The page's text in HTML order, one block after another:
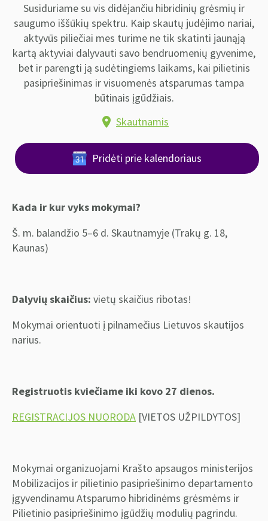
Susiduriame su vis didėjančiu hibridinių grėsmių ir
saugumo iššūkių spektru. Kaip skautų judėjimo nariai,
aktyvūs piliečiai mes turime ne tik skatinti jaunąją
kartą aktyviai dalyvauti savo bendruomenių gyvenime,
bet ir parengti ją sudėtingiems laikams, kai pilietinis
pasipriešinimas ir visuomenės atsparumas tampa
būtinais įgūdžiais.
location_on Skautnamis
Pridėti prie kalendoriaus
Kada ir kur vyks mokymai?
Š. m. balandžio 5–6 d. Skautnamyje (Trakų g. 18,
Kaunas)
Dalyvių skaičius: vietų skaičius ribotas!
Mokymai orientuoti į pilnamečius Lietuvos skautijos
narius.
Registruotis kviečiame iki kovo 27 dienos.
REGISTRACIJOS NUORODA [VIETOS UŽPILDYTOS]
Mokymai organizuojami Krašto apsaugos ministerijos
Mobilizacijos ir pilietinio pasipriešinimo departamento
įgyvendinamu Atsparumo hibridinėms grėsmėms ir
Pilietinio pasipriešinimo įgūdžių modulių pagrindu.